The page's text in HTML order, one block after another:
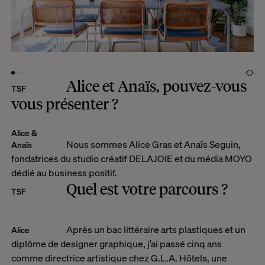
TSF
Alice et Anaïs, pouvez-vous
vous présenter ?
Alice &
Anaïs
Nous sommes Alice Gras et Anaïs Seguin,
fondatrices du studio créatif DELAJOIE et du média MOYO
dédié au business positif.
TSF Quel est votre parcours ?
Alice
Après un bac littéraire arts plastiques et un
diplôme de designer graphique, j’ai passé cinq ans
comme directrice artistique chez G.L.A. Hôtels, une